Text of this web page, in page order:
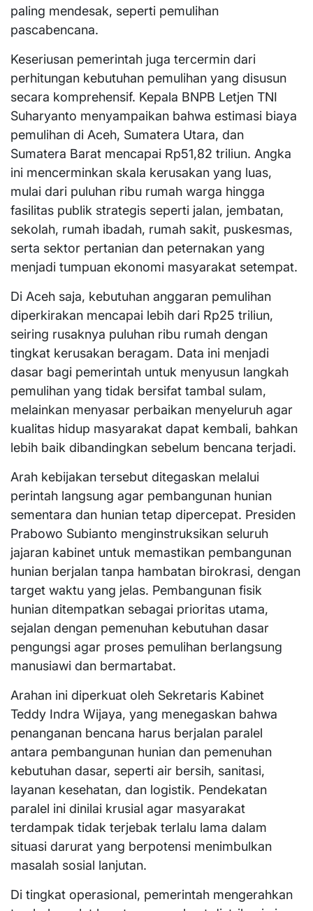
paling mendesak, seperti pemulihan
pascabencana.
Keseriusan pemerintah juga tercermin dari
perhitungan kebutuhan pemulihan yang disusun
secara komprehensif. Kepala BNPB Letjen TNI
Suharyanto menyampaikan bahwa estimasi biaya
pemulihan di Aceh, Sumatera Utara, dan
Sumatera Barat mencapai Rp51,82 triliun. Angka
ini mencerminkan skala kerusakan yang luas,
mulai dari puluhan ribu rumah warga hingga
fasilitas publik strategis seperti jalan, jembatan,
sekolah, rumah ibadah, rumah sakit, puskesmas,
serta sektor pertanian dan peternakan yang
menjadi tumpuan ekonomi masyarakat setempat.
Di Aceh saja, kebutuhan anggaran pemulihan
diperkirakan mencapai lebih dari Rp25 triliun,
seiring rusaknya puluhan ribu rumah dengan
tingkat kerusakan beragam. Data ini menjadi
dasar bagi pemerintah untuk menyusun langkah
pemulihan yang tidak bersifat tambal sulam,
melainkan menyasar perbaikan menyeluruh agar
kualitas hidup masyarakat dapat kembali, bahkan
lebih baik dibandingkan sebelum bencana terjadi.
Arah kebijakan tersebut ditegaskan melalui
perintah langsung agar pembangunan hunian
sementara dan hunian tetap dipercepat. Presiden
Prabowo Subianto menginstruksikan seluruh
jajaran kabinet untuk memastikan pembangunan
hunian berjalan tanpa hambatan birokrasi, dengan
target waktu yang jelas. Pembangunan fisik
hunian ditempatkan sebagai prioritas utama,
sejalan dengan pemenuhan kebutuhan dasar
pengungsi agar proses pemulihan berlangsung
manusiawi dan bermartabat.
Arahan ini diperkuat oleh Sekretaris Kabinet
Teddy Indra Wijaya, yang menegaskan bahwa
penanganan bencana harus berjalan paralel
antara pembangunan hunian dan pemenuhan
kebutuhan dasar, seperti air bersih, sanitasi,
layanan kesehatan, dan logistik. Pendekatan
paralel ini dinilai krusial agar masyarakat
terdampak tidak terjebak terlalu lama dalam
situasi darurat yang berpotensi menimbulkan
masalah sosial lanjutan.
Di tingkat operasional, pemerintah mengerahkan